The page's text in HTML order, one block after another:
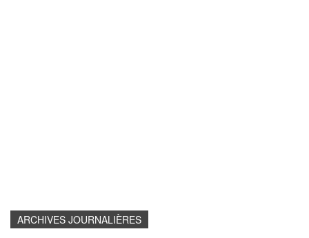
ARCHIVES JOURNALIÈRES